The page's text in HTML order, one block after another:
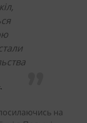
на